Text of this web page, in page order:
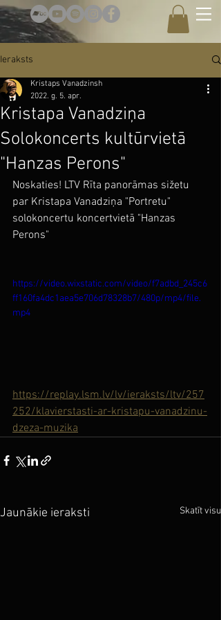
Ieraksts
Kristapa Vanadziņa
Solokoncerts kultūrvietā
"Hanzas Perons"
Kristaps Vanadzinsh
2022. g. 5. apr.
Noskaties! LTV Rīta panorāmas sižetu
par Kristapa Vanadziņa "Portretu"
solokoncertu koncertvietā "Hanzas
Perons"
https://video.wixstatic.com/video/f7adbd_245c6
ff160fa4dc1aea5e706d78328b7/480p/mp4/file.
mp4
https://replay.lsm.lv/lv/ieraksts/ltv/257
252/klavierstasti-ar-kristapu-vanadzinu-
dzeza-muzika
Jaunākie ieraksti Skatīt visu